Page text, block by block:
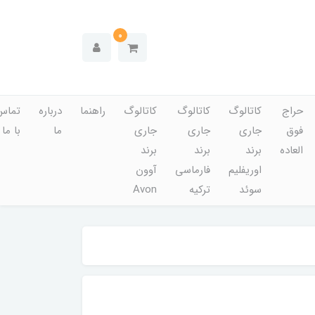
0
حراج
فوق
العاده
کاتالوگ
جاری
برند
اوریفلیم
سوئد
کاتالوگ
جاری
برند
فارماسی
ترکیه
کاتالوگ
جاری
برند
آوون
Avon
راهنما
درباره
ما
با ما